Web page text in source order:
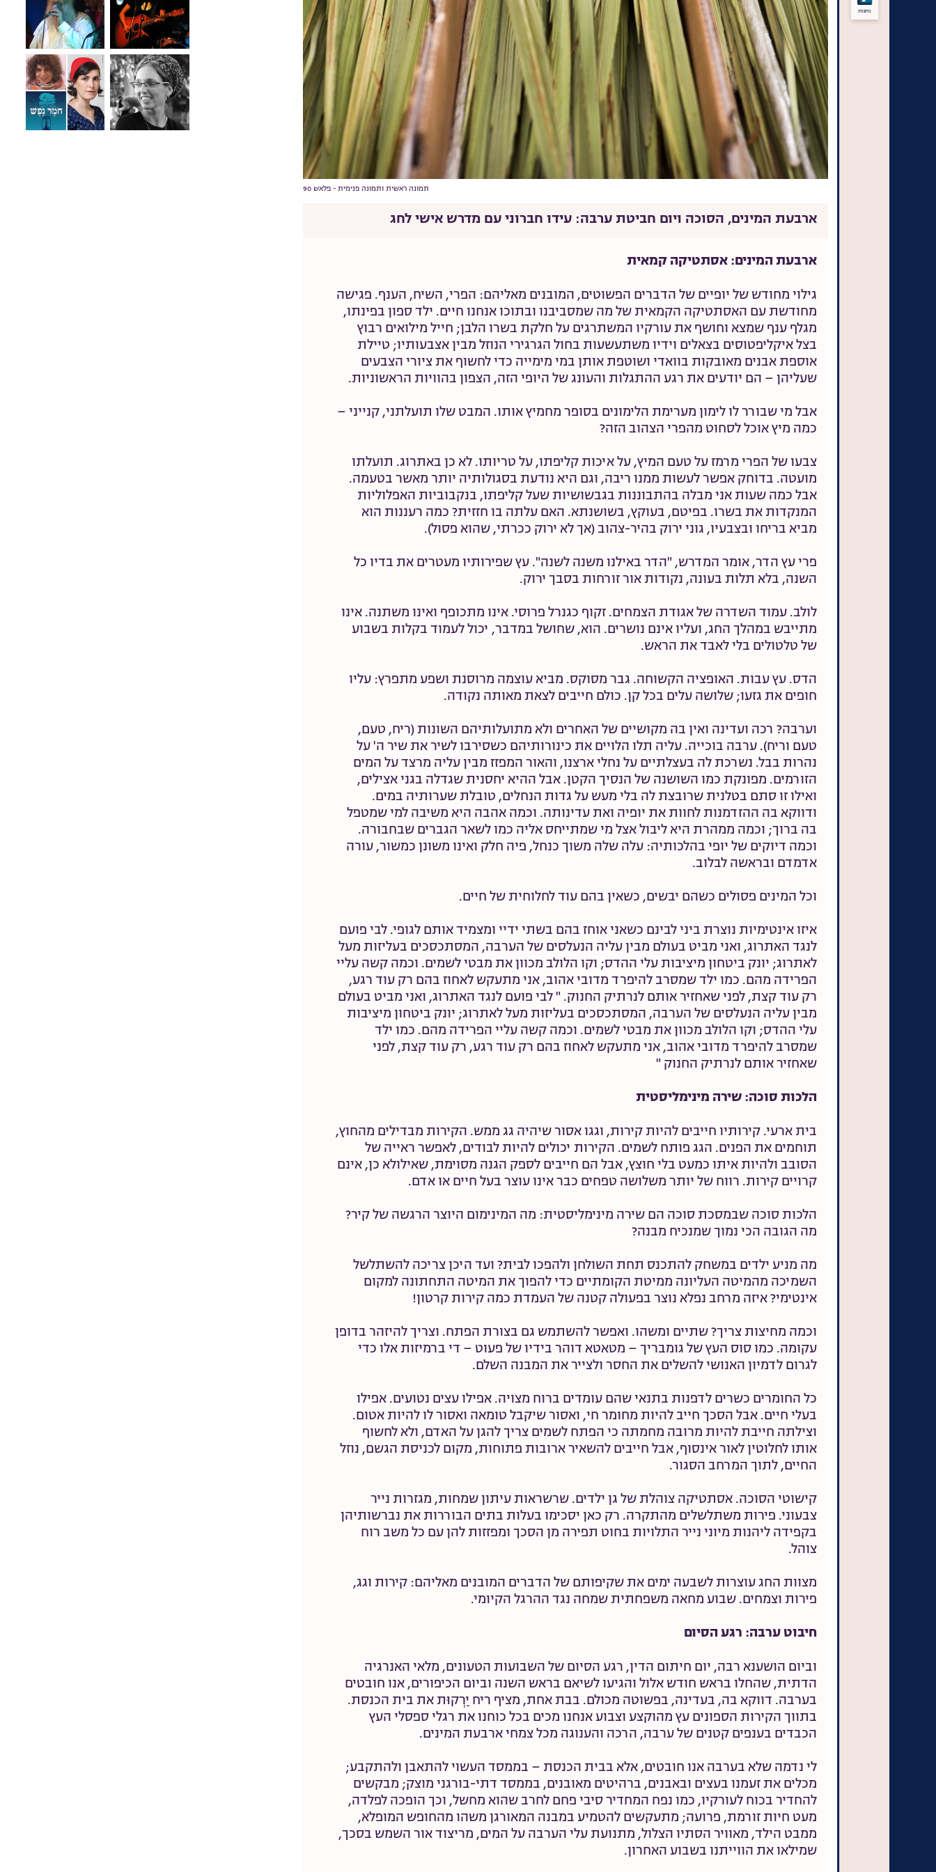
כתבות
תמונה ראשית ותמונה פנימית - פלאש 90
ארבעת המינים, הסוכה ויום חביטת ערבה: עידו חברוני עם מדרש אישי לחג
ארבעת המינים: אסתטיקה קמאית
גילוי מחודש של יופיים של הדברים הפשוטים, המובנים מאליהם: הפרי, השיח, הענף. פגישה
מחודשת עם האסתטיקה הקמאית של מה שמסביבנו ובתוכו אנחנו חיים. ילד ספון בפינתו,
מגלף ענף שמצא וחושף את עורקיו המשתרגים על חלקת בשרו הלבן; חייל מילואים רבוץ
בצל איקליפטוסים בצאלים וידיו משתעשעות בחול הגרגירי הנוזל מבין אצבעותיו; טיילת
אוספת אבנים מאובקות בוואדי ושוטפת אותן במי מימייה כדי לחשוף את ציורי הצבעים
שעליהן – הם יודעים את רגע ההתגלות והעונג של היופי הזה, הצפון בהוויות הראשוניות.
אבל מי שבורר לו לימון מערימת הלימונים בסופר מחמיץ אותו. המבט שלו תועלתני, קנייני –
כמה מיץ אוכל לסחוט מהפרי הצהוב הזה?
צבעו של הפרי מרמז על טעם המיץ, על איכות קליפתו, על טריותו. לא כן באתרוג. תועלתו
מועטה. בדוחק אפשר לעשות ממנו ריבה, וגם היא נודעת בסגולותיה יותר מאשר בטעמה.
אבל כמה שעות אני מבלה בהתבוננות בגבשושיות שעל קליפתו, בנקבוביות האפלוליות
המנקדות את בשרו. בפיטם, בעוקץ, בשושנתא. האם עלתה בו חזזית? כמה רעננות הוא
מביא בריחו ובצבעיו, גוני ירוק בהיר-צהוב (אך לא ירוק ככרתי, שהוא פסול).
פרי עץ הדר, אומר המדרש, "הדר באילנו משנה לשנה". עץ שפירותיו מעטרים את בדיו כל
השנה, בלא תלות בעונה, נקודות אור זורחות בסבך ירוק.
לולב. עמוד השדרה של אגודת הצמחים. זקוף כגנרל פרוסי. אינו מתכופף ואינו משתנה. אינו
מתייבש במהלך החג, ועליו אינם נושרים. הוא, שחושל במדבר, יכול לעמוד בקלות בשבוע
של טלטולים בלי לאבד את הראש.
הדס. עץ עבות. האופציה הקשוחה. גבר מסוקס. מביא עוצמה מרוסנת ושפע מתפרץ: עליו
חופים את גזעו; שלושה עלים בכל קן. כולם חייבים לצאת מאותה נקודה.
וערבה? רכה ועדינה ואין בה מקושיים של האחרים ולא מתועלותיהם השונות (ריח, טעם,
טעם וריח). ערבה בוכייה. עליה תלו הלויים את כינורותיהם כשסירבו לשיר את שיר ה' על
נהרות בבל. נשרכת לה בעצלתיים על נחלי ארצנו, והאור המפזז מבין עליה מרצד על המים
הזורמים. מפונקת כמו השושנה של הנסיך הקטן. אבל ההיא יחסנית שגדלה בגני אצילים,
ואילו זו סתם בטלנית שרובצת לה בלי מעש על גדות הנחלים, טובלת שערותיה במים.
ודווקא בה ההזדמנות לחוות את יופיה ואת עדינותה. וכמה אהבה היא משיבה למי שמטפל
בה ברוך; וכמה ממהרת היא ליבול אצל מי שמתייחס אליה כמו לשאר הגברים שבחבורה.
וכמה דיוקים של יופי בהלכותיה: עלה שלה משוך כנחל, פיה חלק ואינו משונן כמשור, עורה
אדמדם ובראשה לבלוב.
וכל המינים פסולים כשהם יבשים, כשאין בהם עוד לחלוחית של חיים.
איזו אינטימיות נוצרת ביני לבינם כשאני אוחז בהם בשתי ידיי ומצמיד אותם לגופי. לבי פועם
לנגד האתרוג, ואני מביט בעולם מבין עליה הנעלסים של הערבה, המסתכסכים בעליזות מעל
לאתרוג; יונק ביטחון מיציבות עלי ההדס; וקו הלולב מכוון את מבטי לשמים. וכמה קשה עליי
הפרידה מהם. כמו ילד שמסרב להיפרד מדובי אהוב, אני מתעקש לאחוז בהם רק עוד רגע,
רק עוד קצת, לפני שאחזיר אותם לנרתיק החנוק. " לבי פועם לנגד האתרוג, ואני מביט בעולם
מבין עליה הנעלסים של הערבה, המסתכסכים בעליזות מעל לאתרוג; יונק ביטחון מיציבות
עלי ההדס; וקו הלולב מכוון את מבטי לשמים. וכמה קשה עליי הפרידה מהם. כמו ילד
שמסרב להיפרד מדובי אהוב, אני מתעקש לאחוז בהם רק עוד רגע, רק עוד קצת, לפני
שאחזיר אותם לנרתיק החנוק "
הלכות סוכה: שירה מינימליסטית
בית ארעי. קירותיו חייבים להיות קירות, וגגו אסור שיהיה גג ממש. הקירות מבדילים מהחוץ,
תוחמים את הפנים. הגג פותח לשמים. הקירות יכולים להיות לבודים, לאפשר ראייה של
הסובב ולהיות איתו כמעט בלי חוצץ, אבל הם חייבים לספק הגנה מסוימת, שאילולא כן, אינם
קרויים קירות. רווח של יותר משלושה טפחים כבר אינו עוצר בעל חיים או אדם.
הלכות סוכה שבמסכת סוכה הם שירה מינימליסטית: מה המינימום היוצר הרגשה של קיר?
מה הגובה הכי נמוך שמנכיח מבנה?
מה מניע ילדים במשחק להתכנס תחת השולחן ולהפכו לבית? ועד היכן צריכה להשתלשל
השמיכה מהמיטה העליונה ממיטת הקומתיים כדי להפוך את המיטה התחתונה למקום
אינטימי? איזה מרחב נפלא נוצר בפעולה קטנה של העמדת כמה קירות קרטון!
וכמה מחיצות צריך? שתיים ומשהו. ואפשר להשתמש גם בצורת הפתח. וצריך להיזהר בדופן
עקומה. כמו סוס העץ של גומבריך – מטאטא דוהר בידיו של פעוט – די ברמיזות אלו כדי
לגרום לדמיון האנושי להשלים את החסר ולצייר את המבנה השלם.
כל החומרים כשרים לדפנות בתנאי שהם עומדים ברוח מצויה. אפילו עצים נטועים. אפילו
בעלי חיים. אבל הסכך חייב להיות מחומר חי, ואסור שיקבל טומאה ואסור לו להיות אטום.
וצילתה חייבת להיות מרובה מחמתה כי הפתח לשמים צריך להגן על האדם, ולא לחשוף
אותו לחלוטין לאור אינסוף, אבל חייבים להשאיר ארובות פתוחות, מקום לכניסת הגשם, נוזל
החיים, לתוך המרחב הסגור.
קישוטי הסוכה. אסתטיקה צוהלת של גן ילדים. שרשראות עיתון שמחות, מגזרות נייר
צבעוני. פירות משתלשלים מהתקרה. רק כאן יסכימו בעלות בתים הבוררות את נברשותיהן
בקפידה ליהנות מיוני נייר התלויות בחוט תפירה מן הסכך ומפזזות להן עם כל משב רוח
צוהל.
מצוות החג עוצרות לשבעה ימים את שקיפותם של הדברים המובנים מאליהם: קירות וגג,
פירות וצמחים. שבוע מחאה משפחתית שמחה נגד ההרגל הקיומי.
חיבוט ערבה: רגע הסיום
וביום הושענא רבה, יום חיתום הדין, רגע הסיום של השבועות הטעונים, מלאי האנרגיה
הדתית, שהחלו בראש חודש אלול והגיעו לשיאם בראש השנה וביום הכיפורים, אנו חובטים
בערבה. דווקא בה, בעדינה, בפשוטה מכולם. בבת אחת, מציף ריח יַרְקוּת את בית הכנסת.
בתווך הקירות הספונים עץ מהוקצע וצבוע אנחנו מכים בכל כוחנו את רגלי ספסלי העץ
הכבדים בענפים קטנים של ערבה, הרכה והענוגה מכל צמחי ארבעת המינים.
לי נדמה שלא בערבה אנו חובטים, אלא בבית הכנסת – בממסד העשוי להתאבן ולהתקבע;
מכלים את זעמנו בעצים ובאבנים, ברהיטים מאובנים, בממסד דתי-בורגני מוצק; מבקשים
להחדיר בכוח לעורקיו, כמו נפח המחדיר סיבי פחם לחרב שהוא מחשל, וכך הופכה לפלדה,
מעט חיות זורמת, פרועה; מתעקשים להטמיע במבנה המאורגן משהו מהחופש המופלא,
ממבט הילד, מאוויר הסתיו הצלול, מתנועת עלי הערבה על המים, מריצוד אור השמש בסכך,
שמילאו את הווייתנו בשבוע האחרון.